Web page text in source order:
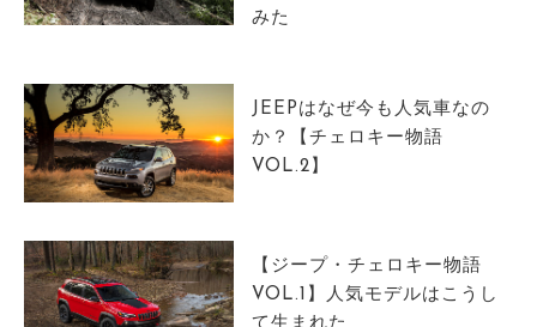
みた
JEEPはなぜ今も人気車なの
か？【チェロキー物語
VOL.2】
【ジープ・チェロキー物語
VOL.1】人気モデルはこうし